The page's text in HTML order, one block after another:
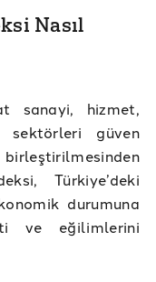
Nasıl
sanayi, hizmet,
güven
birleştirilmesinden
Türkiye’deki
durumuna
ve eğilimlerini